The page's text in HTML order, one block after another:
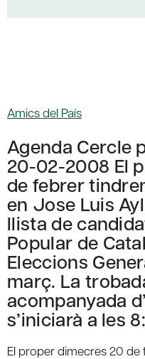
Amics del País
Agenda Cercle
20-02-2008 El
de febrer
en Jose Luis
llista de
Popular de
Eleccions
març. La
acompanyada
s’iniciarà a les
El proper dimecres 20